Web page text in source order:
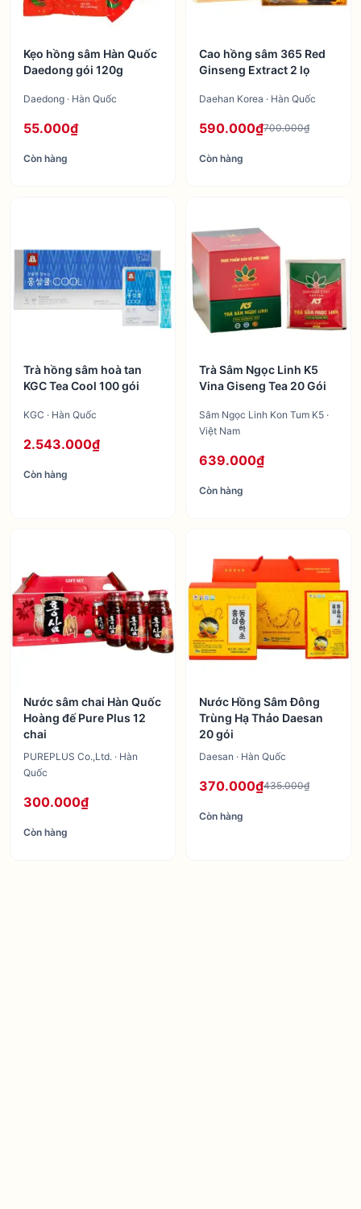
Kẹo hồng sâm Hàn Quốc
Daedong gói 120g
Daedong · Hàn Quốc
55.000₫
Còn hàng
Cao hồng sâm 365 Red
Ginseng Extract 2 lọ
Daehan Korea · Hàn Quốc
590.000₫700.000₫
Còn hàng
Trà hồng sâm hoà tan
KGC Tea Cool 100 gói
KGC · Hàn Quốc
2.543.000₫
Còn hàng
Trà Sâm Ngọc Linh K5
Vina Giseng Tea 20 Gói
Sâm Ngọc Linh Kon Tum K5 ·
Việt Nam
639.000₫
Còn hàng
Nước sâm chai Hàn Quốc
Hoàng đế Pure Plus 12
chai
PUREPLUS Co.,Ltd. · Hàn
Quốc
300.000₫
Còn hàng
Nước Hồng Sâm Đông
Trùng Hạ Thảo Daesan
20 gói
Daesan · Hàn Quốc
370.000₫435.000₫
Còn hàng